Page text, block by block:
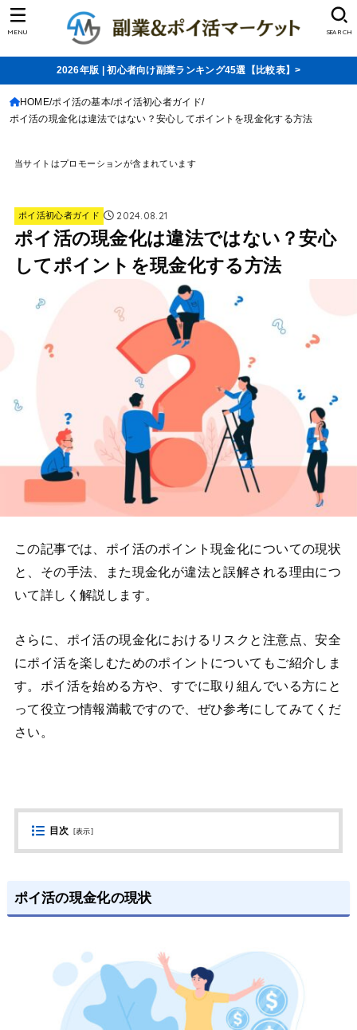
SEARCH
MENU
2026年版 | 初心者向け副業ランキング45選【比較表】>
HOME ポイ活の基本 ポイ活初心者ガイド
ポイ活の現金化は違法ではない？安心してポイントを現金化する方法
当サイトはプロモーションが含まれています
ポイ活初心者ガイド 2024.08.21
ポイ活の現金化は違法ではない？安心
してポイントを現金化する方法
この記事では、ポイ活のポイント現金化についての現状
と、その手法、また現金化が違法と誤解される理由につ
いて詳しく解説します。
さらに、ポイ活の現金化におけるリスクと注意点、安全
にポイ活を楽しむためのポイントについてもご紹介しま
す。ポイ活を始める方や、すでに取り組んでいる方にと
って役立つ情報満載ですので、ぜひ参考にしてみてくだ
さい。
目次 [表示]
ポイ活の現金化の現状